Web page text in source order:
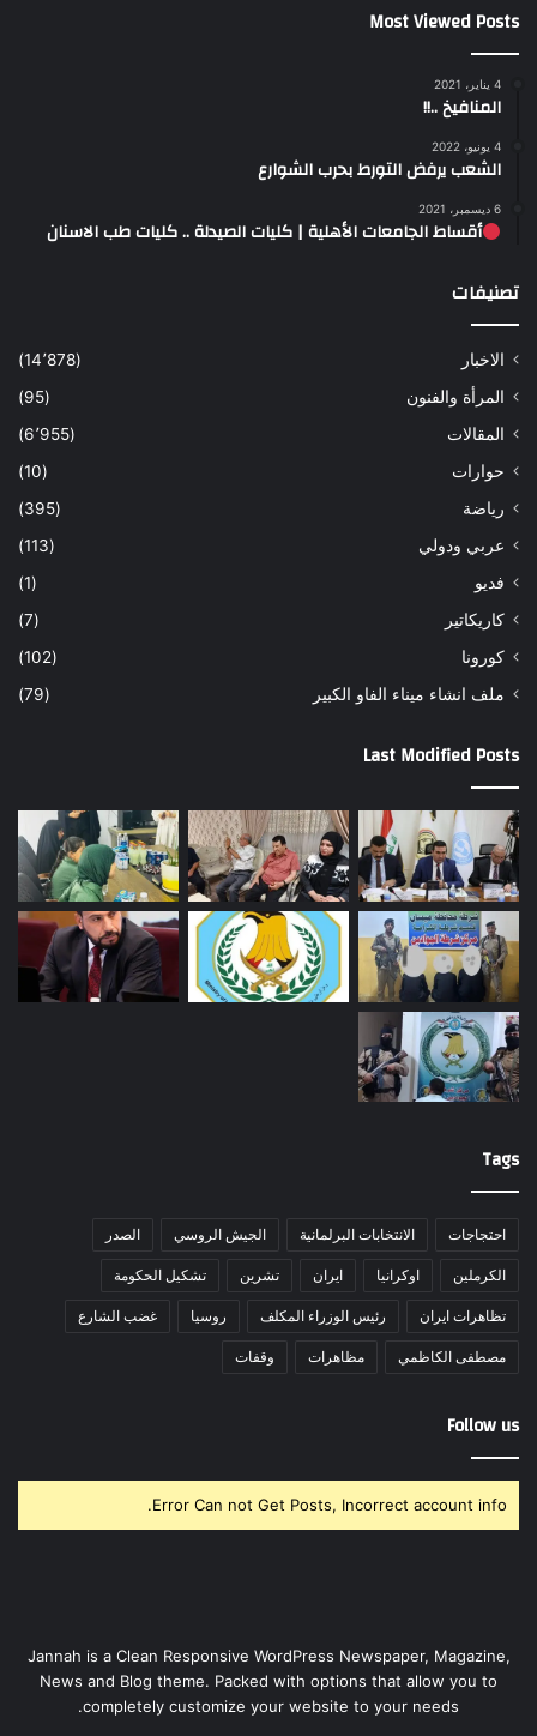
Most Viewed Posts
4 يناير، 2021
المنافيخ ..!!
4 يونيو، 2022
الشعب يرفض التورط بحرب الشوارع
6 ديسمبر، 2021
أقساط الجامعات الأهلية | كليات الصيدلة .. كليات طب الاسنان
تصنيفات
الاخبار
(14٬878)
المرأة والفنون
(95)
المقالات
(6٬955)
حوارات
(10)
رياضة
(395)
عربي ودولي
(113)
فديو
(1)
كاريكاتير
(7)
كورونا
(102)
ملف انشاء ميناء الفاو الكبير
(79)
Last Modified Posts
Tags
احتجاجات الانتخابات البرلمانية الجيش الروسي الصدر
الكرملين اوكرانيا ايران تشرين تشكيل الحكومة
تظاهرات ايران رئيس الوزراء المكلف روسيا غضب الشارع
مصطفى الكاظمي مظاهرات وقفات
Follow us
Error Can not Get Posts, Incorrect account info.
Jannah is a Clean Responsive WordPress Newspaper, Magazine,
News and Blog theme. Packed with options that allow you to
completely customize your website to your needs.